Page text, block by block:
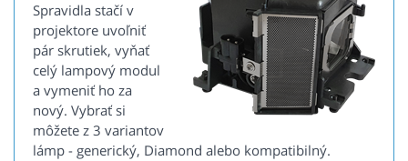
Spravidla stačí v
projektore uvoľniť
pár skrutiek, vyňať
celý lampový modul
a vymeniť ho za
nový. Vybrať si
môžete z 3 variantov
lámp - generický, Diamond alebo kompatibilný.